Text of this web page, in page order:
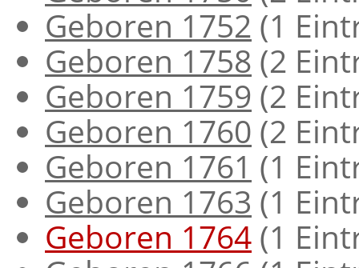
Geboren 1752 (1
Geboren 1758 (2
Geboren 1759 (2
Geboren 1760 (2
Geboren 1761 (1
Geboren 1763 (1
Geboren 1764 (1